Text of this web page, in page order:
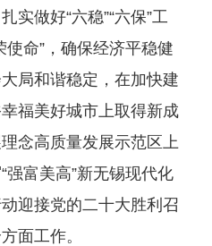
实做好“六稳”“六保”工
命”，确保经济平稳健
局和谐稳定，在加快建
福美好城市上取得新成
念高质量发展示范区上
强富美高”新无锡现代化
迎接党的二十大胜利召
面工作。